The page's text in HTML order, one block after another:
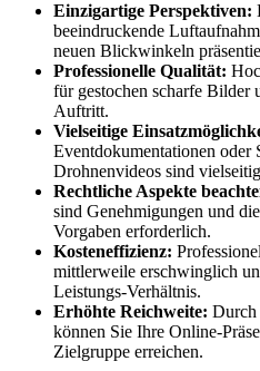
Einzigartige Perspektiven:
beeindruckende
neuen Blickwinkeln
Professionelle Qualität:
für gestochen scharfe Bilder
Auftritt.
Vielseitige
Eventdokumentationen oder
Drohnenvideos sind
Rechtliche Aspekte
sind Genehmigungen und
Vorgaben erforderlich.
Kosteneffizienz:
mittlerweile erschwinglich
Leistungs-Verhältnis.
Erhöhte Reichweite: Durch
können Sie Ihre Online-
Zielgruppe erreichen.